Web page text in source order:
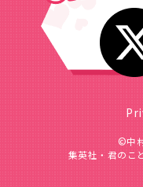
©中
集英社・君のこ